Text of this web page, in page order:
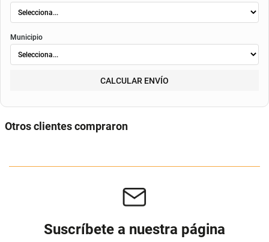
Método de envío
ENVIAR
Municipio
CALCULAR ENVÍO
Otros clientes compraron